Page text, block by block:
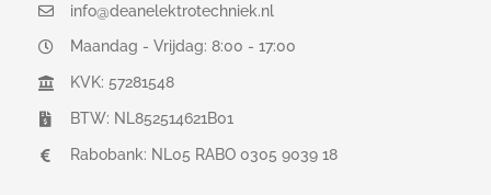
info@deanelektrotechniek.nl
Maandag - Vrijdag: 8:00 - 17:00
KVK: 57281548
BTW: NL852514621B01
Rabobank: NL05 RABO 0305 9039 18